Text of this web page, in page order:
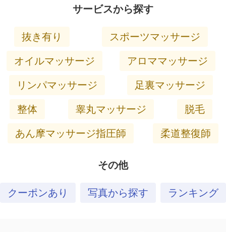
サービスから探す
抜き有り
スポーツマッサージ
オイルマッサージ
アロママッサージ
リンパマッサージ
足裏マッサージ
整体
睾丸マッサージ
脱毛
あん摩マッサージ指圧師
柔道整復師
その他
クーポンあり 写真から探す ランキング